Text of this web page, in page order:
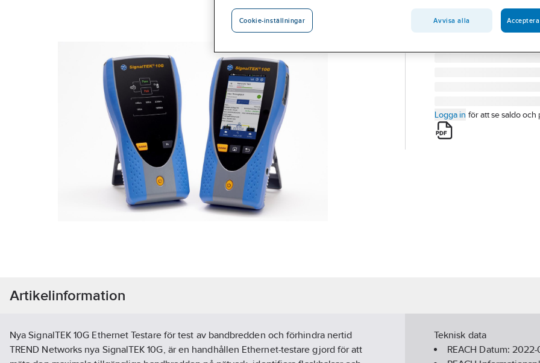
NÄTVERKSTESTARE
Artikelnummer:
4202843
Logga in för att se saldo och
Artikelinformation
Nya SignalTEK 10G Ethernet Testare för test av bandbredden och förhindra nertid
TREND Networks nya SignalTEK 10G, är en handhållen Ethernet-testare gjord för att
Teknisk data
REACH Datum:2022-
Cookie-inställningar Avvisa alla